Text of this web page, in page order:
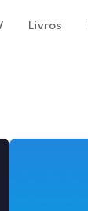
Livros